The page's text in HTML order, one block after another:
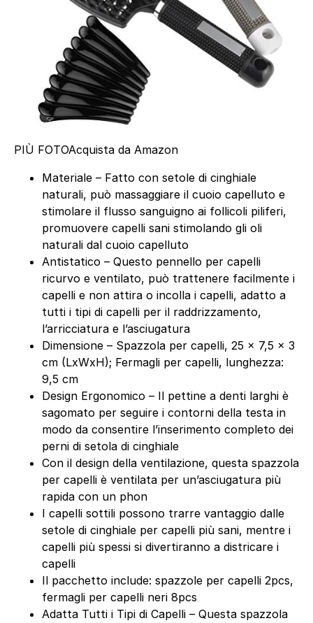
PIÙ FOTOAcquista da Amazon
Materiale – Fatto con setole di cinghiale
naturali, può massaggiare il cuoio capelluto e
stimolare il flusso sanguigno ai follicoli piliferi,
promuovere capelli sani stimolando gli oli
naturali dal cuoio capelluto
Antistatico – Questo pennello per capelli
ricurvo e ventilato, può trattenere facilmente i
capelli e non attira o incolla i capelli, adatto a
tutti i tipi di capelli per il raddrizzamento,
l’arricciatura e l’asciugatura
Dimensione – Spazzola per capelli, 25 x 7,5 x 3
cm (LxWxH); Fermagli per capelli, lunghezza:
9,5 cm
Design Ergonomico – Il pettine a denti larghi è
sagomato per seguire i contorni della testa in
modo da consentire l’inserimento completo dei
perni di setola di cinghiale
Con il design della ventilazione, questa spazzola
per capelli è ventilata per un’asciugatura più
rapida con un phon
I capelli sottili possono trarre vantaggio dalle
setole di cinghiale per capelli più sani, mentre i
capelli più spessi si divertiranno a districare i
capelli
Il pacchetto include: spazzole per capelli 2pcs,
fermagli per capelli neri 8pcs
Adatta Tutti i Tipi di Capelli – Questa spazzola